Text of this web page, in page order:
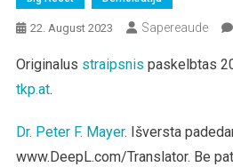
22. August 2023 Sapereaude
Originalus straipsnis paskelbtas
tkp.at.
Dr. Peter F. Mayer. Išversta
www.DeepL.com/Translator. Be